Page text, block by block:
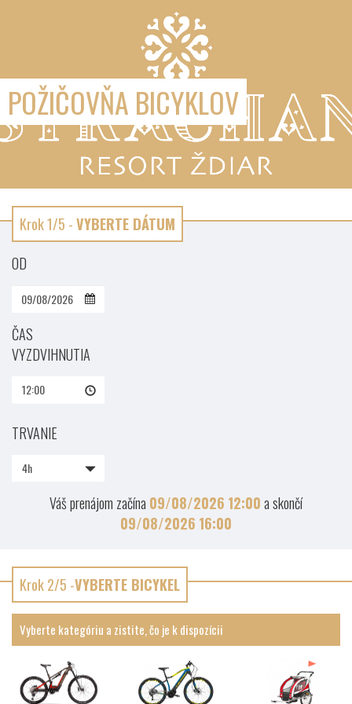
POŽIČOVŇA BICYKLOV
Krok 1/5 -VYBERTE DÁTUM
OD
ČAS
VYZDVIHNUTIA
12:00
TRVANIE
4h
Váš prenájom začína 09/08/2026 12:00a skončí
09/08/2026 16:00
Krok 2/5 -VYBERTE BICYKEL
Vyberte kategóriu a zistite, čo je k dispozícii